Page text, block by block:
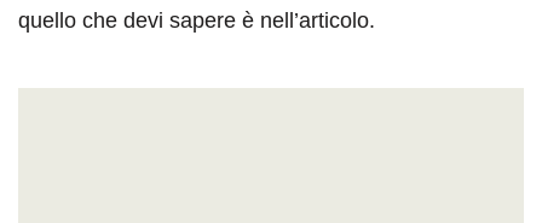
quello che devi sapere è nell’articolo.